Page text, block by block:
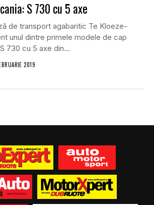
S 730 cu 5 axe
de transport agabaritic Te Kloeze-
unul dintre primele modele de cap
730 cu 5 axe din...
2019